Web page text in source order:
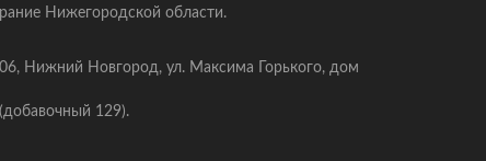
Нижегородской области.
Нижний Новгород, ул. Максима Горького, дом
129).